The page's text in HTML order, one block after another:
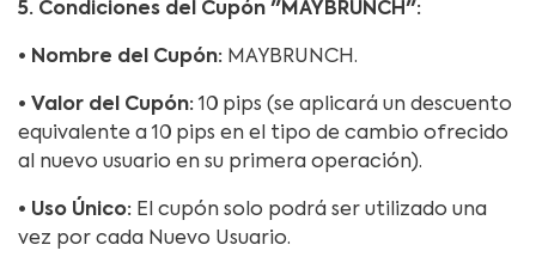
5. Condiciones del Cupón "MAYBRUNCH":
• Nombre del Cupón: MAYBRUNCH.
• Valor del Cupón: 10 pips (se aplicará un descuento
equivalente a 10 pips en el tipo de cambio ofrecido
al nuevo usuario en su primera operación).
• Uso Único: El cupón solo podrá ser utilizado una
vez por cada Nuevo Usuario.